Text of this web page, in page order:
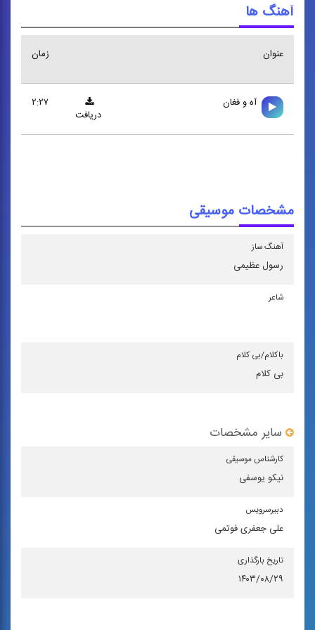
آهنگ ها
عنوان زمان
آه و فغان
۲:۲۷
دریافت
مشخصات موسیقی
آهنگ ساز
رسول عظیمی
شاعر
باكلام/بی كلام
بی کلام
سایر مشخصات
كارشناس موسیقی
نیکو یوسفی
دبیرسرویس
علی جعفری فوتمی
تاریخ بارگذاری
۱۴۰۳/۰۸/۲۹